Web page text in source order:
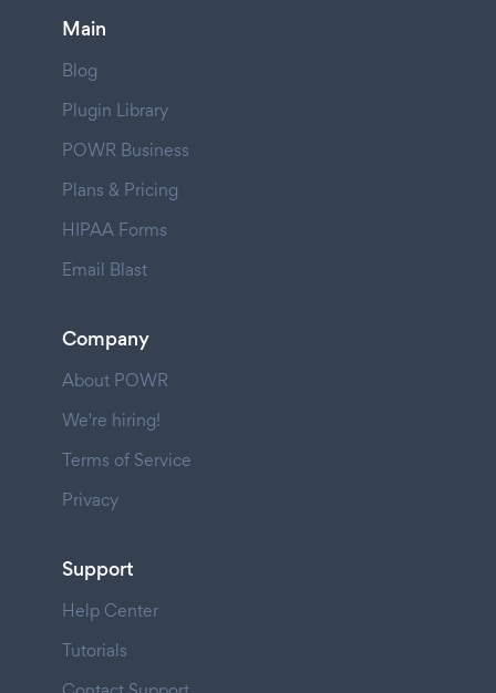
Main
Blog
Plugin Library
POWR Business
Plans & Pricing
HIPAA Forms
Email Blast
Company
About POWR
We're hiring!
Terms of Service
Privacy
Support
Help Center
Tutorials